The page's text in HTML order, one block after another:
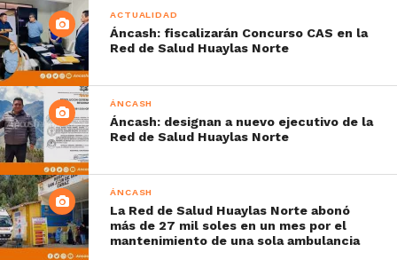
ACTUALIDAD
Áncash: fiscalizarán Concurso CAS en la
Red de Salud Huaylas Norte
ÁNCASH
Áncash: designan a nuevo ejecutivo de la
Red de Salud Huaylas Norte
ÁNCASH
La Red de Salud Huaylas Norte abonó
más de 27 mil soles en un mes por el
mantenimiento de una sola ambulancia